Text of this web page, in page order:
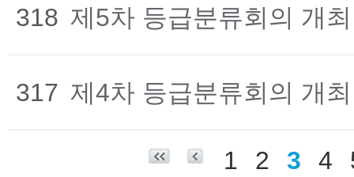
318 제5차 등급분류회의 개
317 제4차 등급분류회의 개
1 2 3 4